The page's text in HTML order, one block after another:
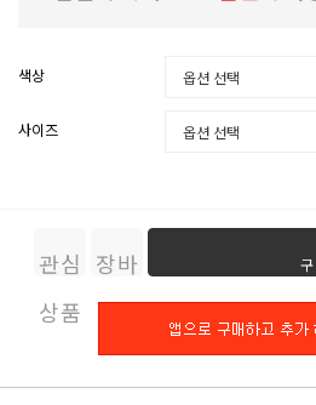
색상
사이즈
관심
상품
장바
구니